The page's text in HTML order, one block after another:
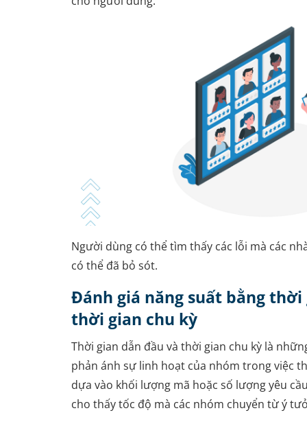
Người dùng có thể tìm thấy các lỗi mà các
có thể đã bỏ sót.
Đánh giá năng suất bằng thời
thời gian chu kỳ
Thời gian dẫn đầu và thời gian chu kỳ là
phản ánh sự linh hoạt của nhóm trong việc
dựa vào khối lượng mã hoặc số lượng yêu
cho thấy tốc độ mà các nhóm chuyển từ ý